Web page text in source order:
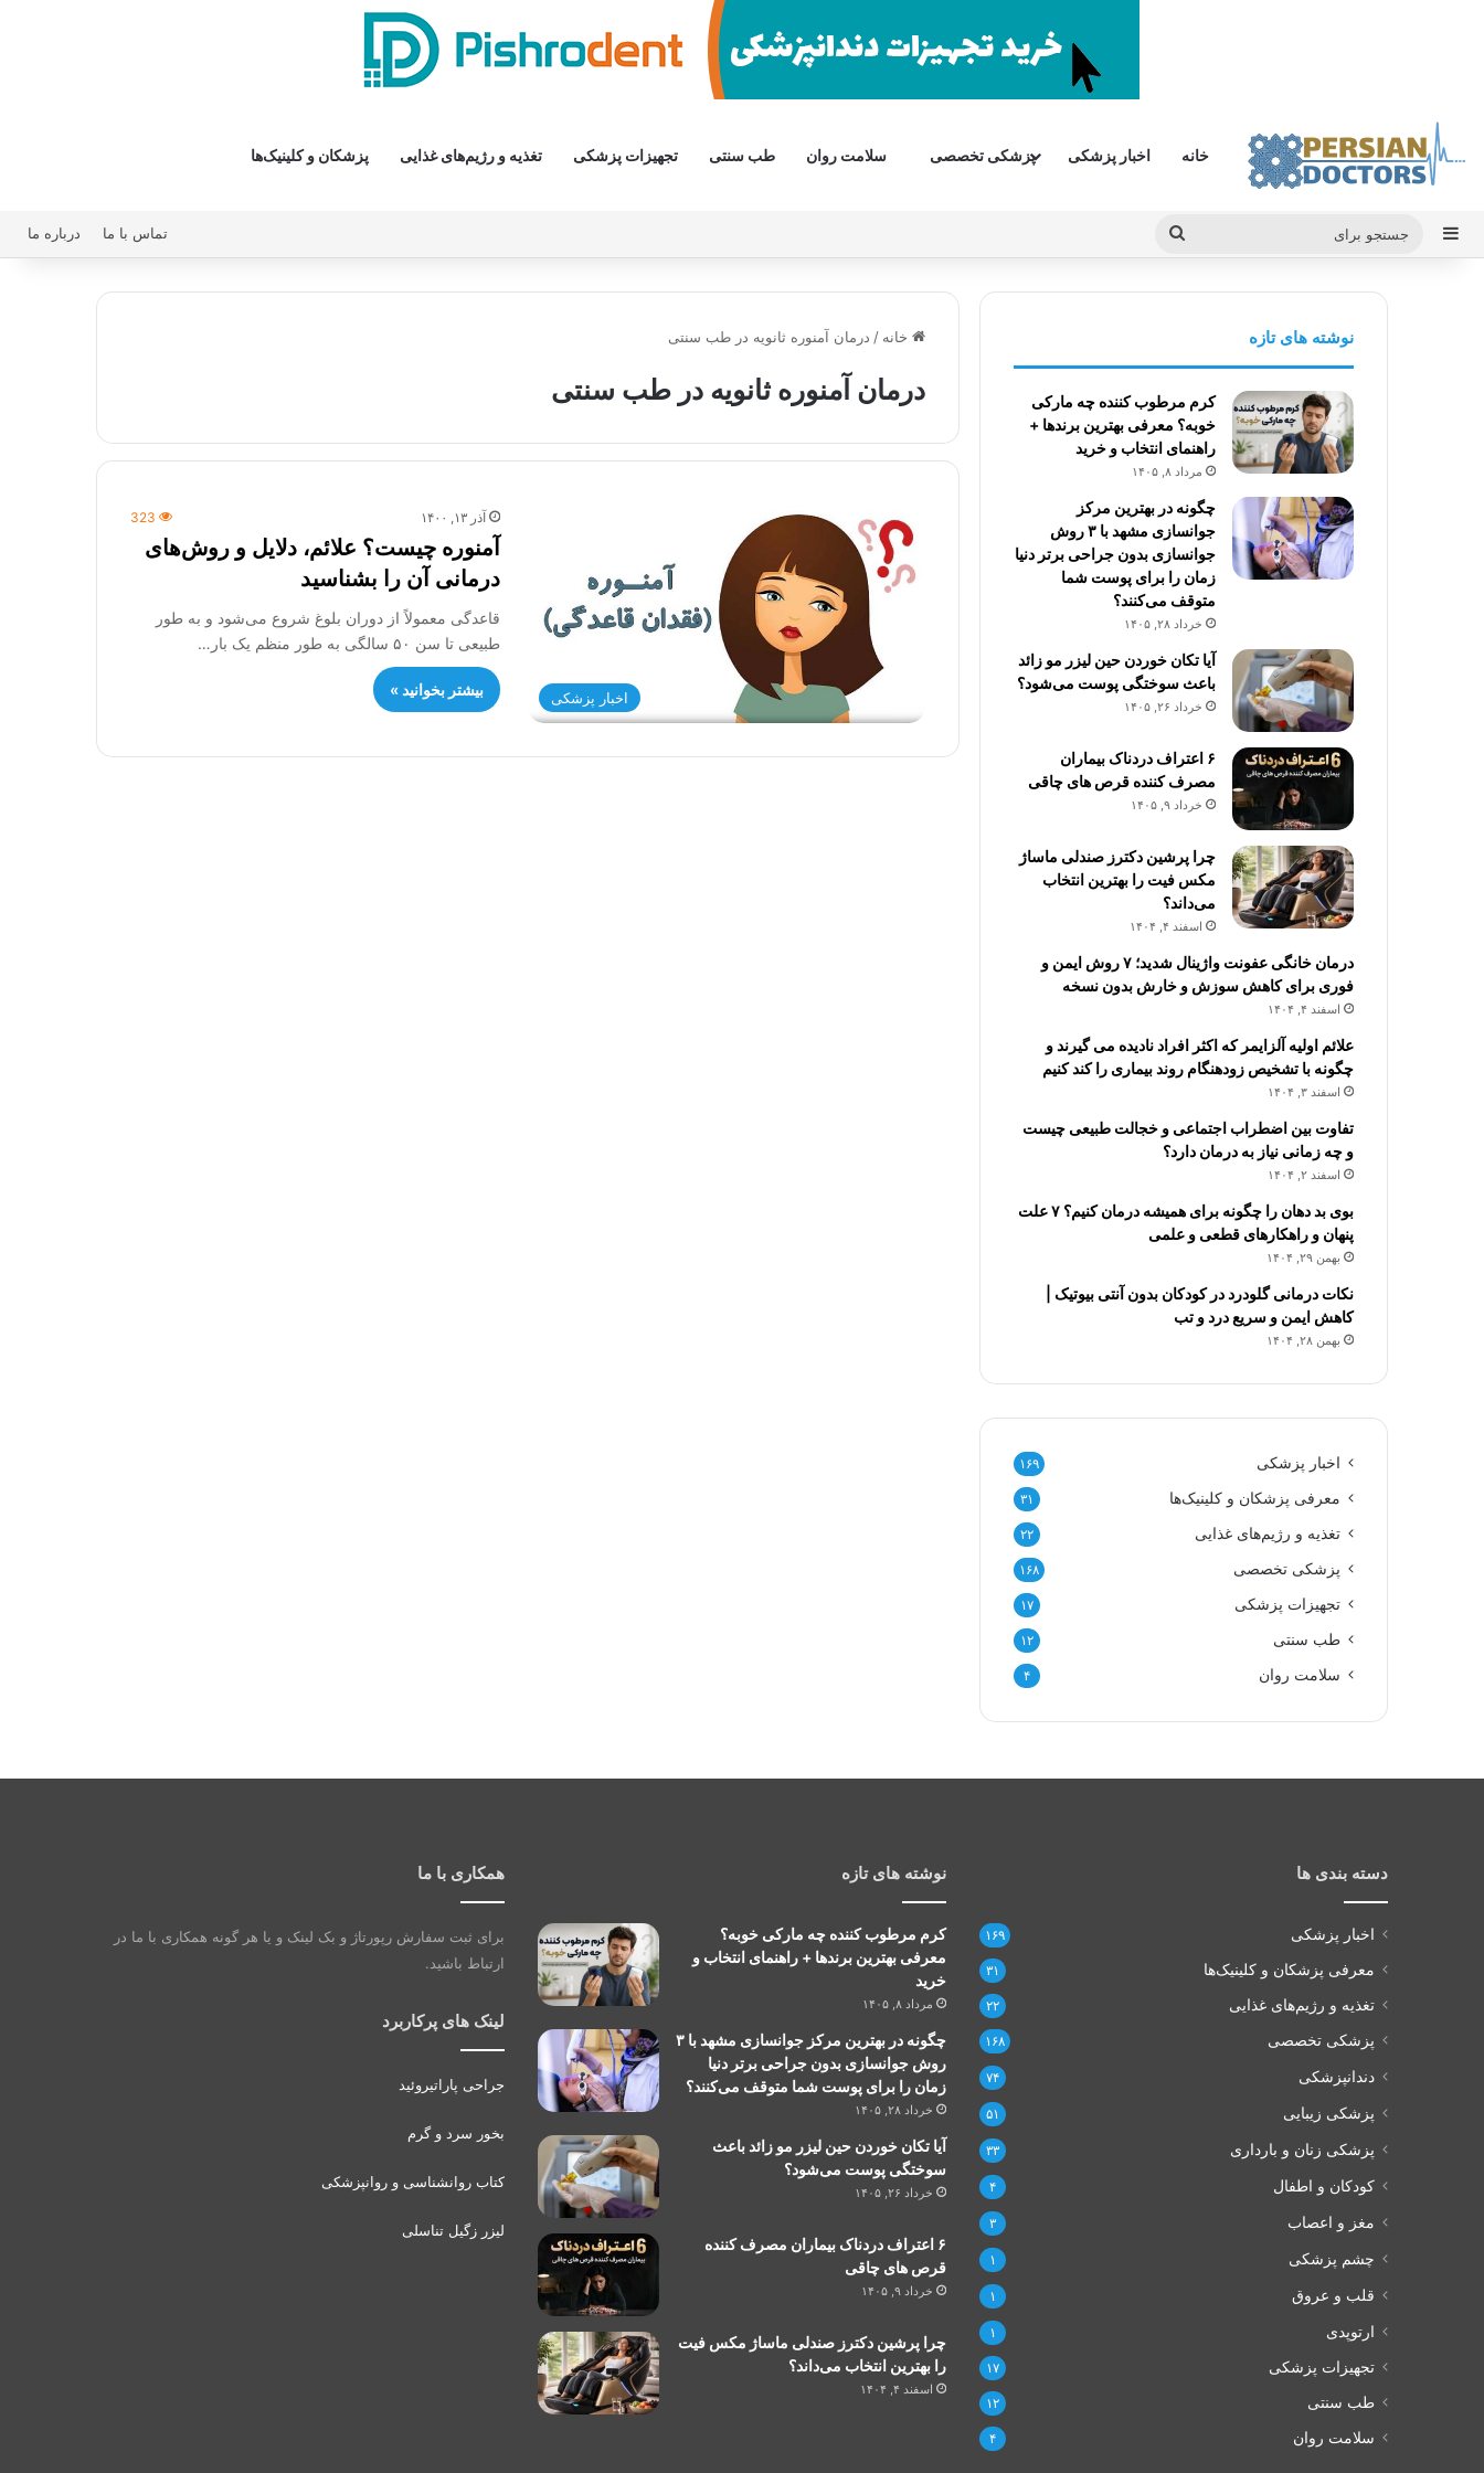
خانه اخبار پزشکی پزشکی تخصصی سلامت روان طب سنتی تجهیزات پزشکی تغذیه و رژیم‌های غذایی پزشکان و کلینیک‌ها
سایدبار تماس با ما درباره ما
خانه / درمان آمنوره ثانویه در طب سنتی
درمان آمنوره ثانویه در طب سنتی
اخبار پزشکی
آذر ۱۳, ۱۴۰۰ 323
آمنوره چیست؟ علائم، دلایل و روش‌های
درمانی آن را بشناسید
قاعدگی معمولاً از دوران بلوغ شروع می‌شود و به طور
طبیعی تا سن ۵۰ سالگی به طور منظم یک بار…
بیشتر بخوانید »
نوشته های تازه
کرم مرطوب کننده چه مارکی
خوبه؟ معرفی بهترین برندها +
راهنمای انتخاب و خرید
مرداد ۸, ۱۴۰۵
چگونه در بهترین مرکز
جوانسازی مشهد با ۳ روش
جوانسازی بدون جراحی برتر دنیا
زمان را برای پوست شما
متوقف می‌کنند؟
خرداد ۲۸, ۱۴۰۵
آیا تکان خوردن حین لیزر مو زائد
باعث سوختگی پوست می‌شود؟
خرداد ۲۶, ۱۴۰۵
۶ اعتراف دردناک بیماران
مصرف کننده قرص های چاقی
خرداد ۹, ۱۴۰۵
چرا پرشین دکترز صندلی ماساژ
مکس فیت را بهترین انتخاب
می‌داند؟
اسفند ۴, ۱۴۰۴
درمان خانگی عفونت واژینال شدید؛ ۷ روش ایمن و
فوری برای کاهش سوزش و خارش بدون نسخه
اسفند ۴, ۱۴۰۴
علائم اولیه آلزایمر که اکثر افراد نادیده می گیرند و
چگونه با تشخیص زودهنگام روند بیماری را کند کنیم
اسفند ۳, ۱۴۰۴
تفاوت بین اضطراب اجتماعی و خجالت طبیعی چیست
و چه زمانی نیاز به درمان دارد؟
اسفند ۲, ۱۴۰۴
بوی بد دهان را چگونه برای همیشه درمان کنیم؟ ۷ علت
پنهان و راهکارهای قطعی و علمی
بهمن ۲۹, ۱۴۰۴
نکات درمانی گلودرد در کودکان بدون آنتی بیوتیک |
کاهش ایمن و سریع درد و تب
بهمن ۲۸, ۱۴۰۴
اخبار پزشکی ۱۶۹
معرفی پزشکان و کلینیک‌ها ۳۱
تغذیه و رژیم‌های غذایی ۲۲
پزشکی تخصصی ۱۶۸
تجهیزات پزشکی ۱۷
طب سنتی ۱۲
سلامت روان ۴
دسته بندی ها
اخبار پزشکی ۱۶۹
معرفی پزشکان و کلینیک‌ها ۳۱
تغذیه و رژیم‌های غذایی ۲۲
پزشکی تخصصی ۱۶۸
دندانپزشکی ۷۴
پزشکی زیبایی ۵۱
پزشکی زنان و بارداری ۳۳
کودکان و اطفال ۴
مغز و اعصاب ۳
چشم پزشکی ۱
قلب و عروق ۱
ارتوپدی ۱
تجهیزات پزشکی ۱۷
طب سنتی ۱۲
سلامت روان ۴
نوشته های تازه
کرم مرطوب کننده چه مارکی خوبه؟
معرفی بهترین برندها + راهنمای انتخاب و
خرید
مرداد ۸, ۱۴۰۵
چگونه در بهترین مرکز جوانسازی مشهد با ۳
روش جوانسازی بدون جراحی برتر دنیا
زمان را برای پوست شما متوقف می‌کنند؟
خرداد ۲۸, ۱۴۰۵
آیا تکان خوردن حین لیزر مو زائد باعث
سوختگی پوست می‌شود؟
خرداد ۲۶, ۱۴۰۵
۶ اعتراف دردناک بیماران مصرف کننده
قرص های چاقی
خرداد ۹, ۱۴۰۵
چرا پرشین دکترز صندلی ماساژ مکس فیت
را بهترین انتخاب می‌داند؟
اسفند ۴, ۱۴۰۴
همکاری با ما
برای ثبت سفارش رپورتاژ و بک لینک و یا هر گونه همکاری با ما در
ارتباط باشید.
لینک های پرکاربرد
جراحی پاراتیروئید
بخور سرد و گرم
کتاب روانشناسی و روانپزشکی
لیزر زگیل تناسلی